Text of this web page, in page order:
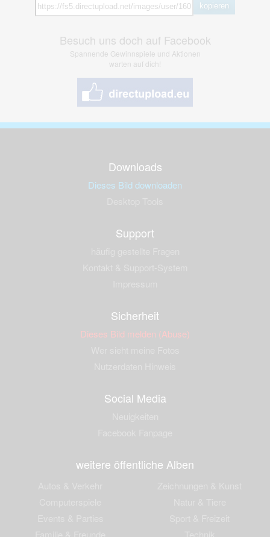
kopieren
Besuch uns doch auf Facebook
Spannende Gewinnspiele und Aktionen
warten auf dich!
Downloads
Dieses Bild downloaden
Support
Sicherheit
Dieses Bild melden (Abuse)
Social Media
weitere öffentliche Alben